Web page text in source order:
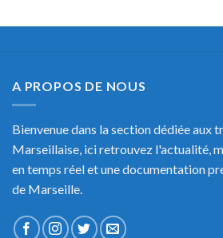
A PROPOS DE NOUS
Bienvenue dans la section dédiée aux
Marseillaise, ici retrouvez l'actualité,
en temps réel et une documentation
de Marseille.